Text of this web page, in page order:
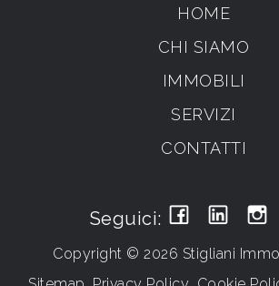
HOME
CHI SIAMO
IMMOBILI
SERVIZI
CONTATTI
Seguici:
Copyright © 2026 Stigliani